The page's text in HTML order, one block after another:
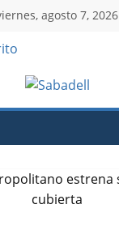
agosto 7, 2026